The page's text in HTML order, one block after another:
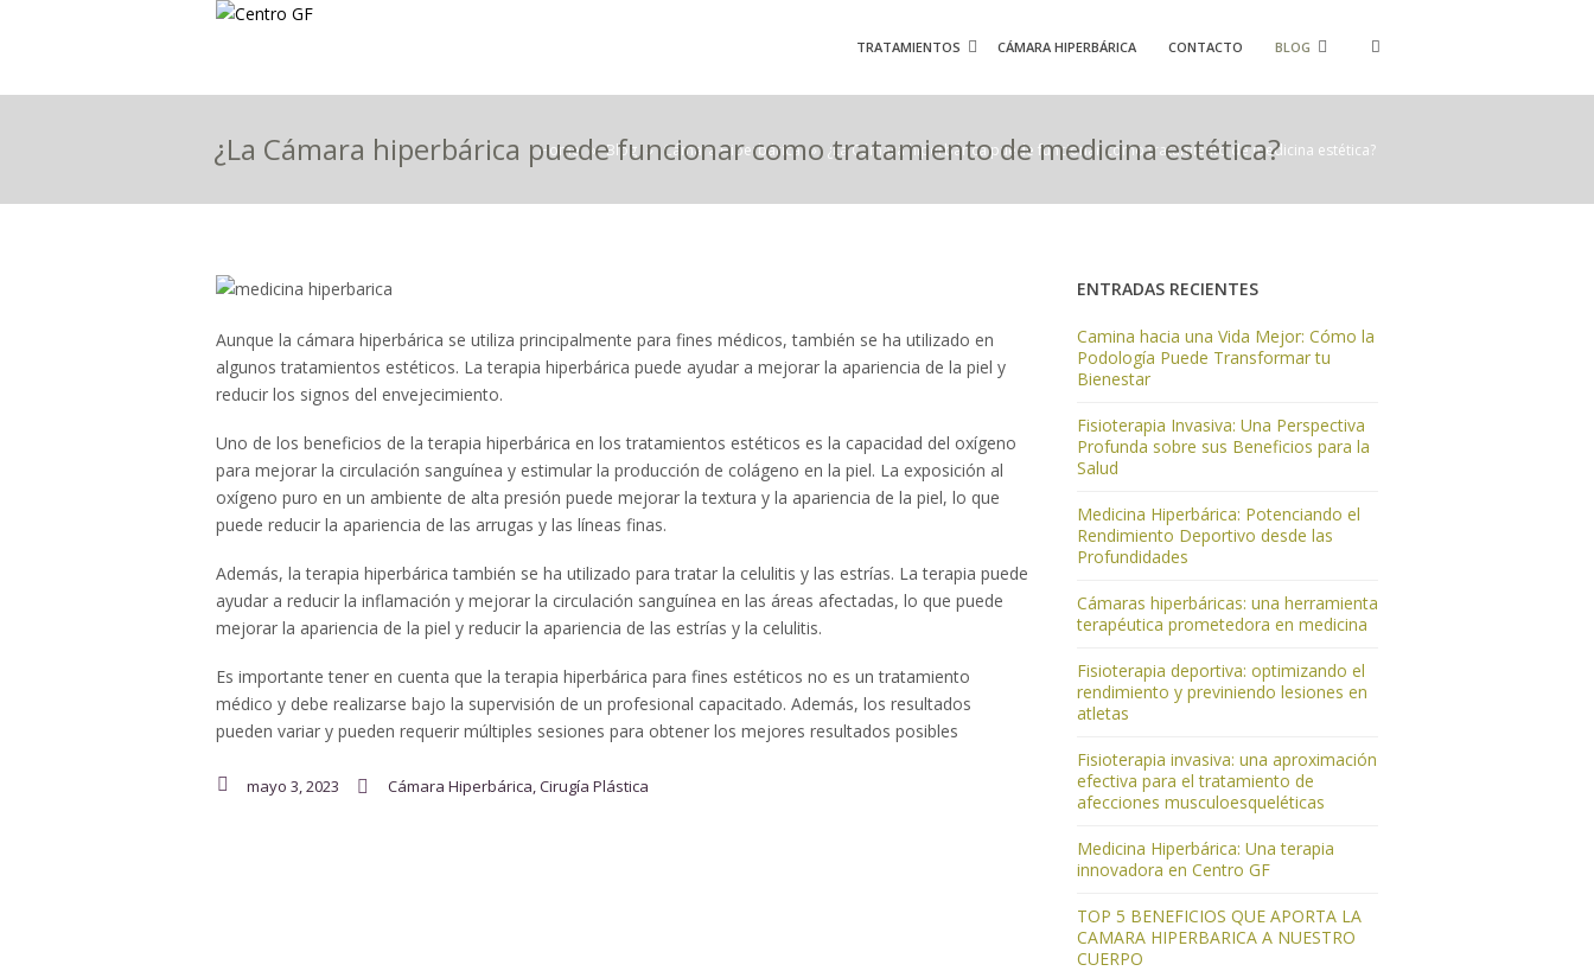
TRATAMIENTOS CÁMARA HIPERBÁRICA CONTACTO BLOG
¿La Cámara hiperbárica puede funcionar como tratamiento de medicina estética?
Home » Blog » Cámara Hiperbárica » ¿La Cámara hiperbárica puede funcionar como tratamiento de medicina estética?
Aunque la cámara hiperbárica se utiliza principalmente para fines médicos, también se ha utilizado en
algunos tratamientos estéticos. La terapia hiperbárica puede ayudar a mejorar la apariencia de la piel y
reducir los signos del envejecimiento.
Uno de los beneficios de la terapia hiperbárica en los tratamientos estéticos es la capacidad del oxígeno
para mejorar la circulación sanguínea y estimular la producción de colágeno en la piel. La exposición al
oxígeno puro en un ambiente de alta presión puede mejorar la textura y la apariencia de la piel, lo que
puede reducir la apariencia de las arrugas y las líneas finas.
Además, la terapia hiperbárica también se ha utilizado para tratar la celulitis y las estrías. La terapia puede
ayudar a reducir la inflamación y mejorar la circulación sanguínea en las áreas afectadas, lo que puede
mejorar la apariencia de la piel y reducir la apariencia de las estrías y la celulitis.
Es importante tener en cuenta que la terapia hiperbárica para fines estéticos no es un tratamiento
médico y debe realizarse bajo la supervisión de un profesional capacitado. Además, los resultados
pueden variar y pueden requerir múltiples sesiones para obtener los mejores resultados posibles
mayo 3, 2023 Cámara Hiperbárica,Cirugía Plástica
ENTRADAS RECIENTES
Camina hacia una Vida Mejor: Cómo la
Podología Puede Transformar tu
Bienestar
Fisioterapia Invasiva: Una Perspectiva
Profunda sobre sus Beneficios para la
Salud
Medicina Hiperbárica: Potenciando el
Rendimiento Deportivo desde las
Profundidades
Cámaras hiperbáricas: una herramienta
terapéutica prometedora en medicina
Fisioterapia deportiva: optimizando el
rendimiento y previniendo lesiones en
atletas
Fisioterapia invasiva: una aproximación
efectiva para el tratamiento de
afecciones musculoesqueléticas
Medicina Hiperbárica: Una terapia
innovadora en Centro GF
TOP 5 BENEFICIOS QUE APORTA LA
CAMARA HIPERBARICA A NUESTRO
CUERPO